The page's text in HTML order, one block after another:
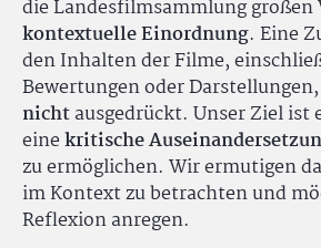
die Landesfilmsammlung
kontextuelle Einordnung. Eine
den Inhalten der Filme,
Bewertungen oder
nichtausgedrückt. Unser Ziel ist
einekritische
zu ermöglichen. Wir ermutigen
im Kontext zu betrachten und
Reflexion anregen.